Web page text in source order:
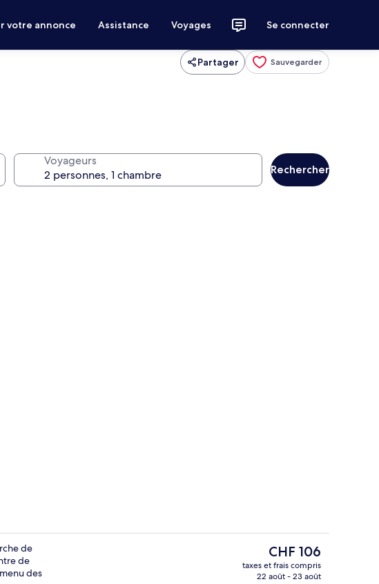
votre annonce Assistance Voyages Se connecter
Partager Sauvegarder
Voyageurs
Rechercher
de
de
des
Le
prix
actuel
CHF 106
taxes et frais compris
22 août - 23 août